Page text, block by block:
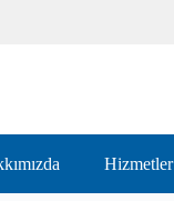
Hizmetler